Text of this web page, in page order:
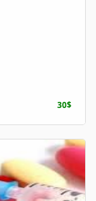
30$